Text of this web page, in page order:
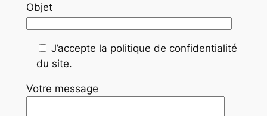
Objet
J’accepte la politique de confidentialité
du site.
Votre message